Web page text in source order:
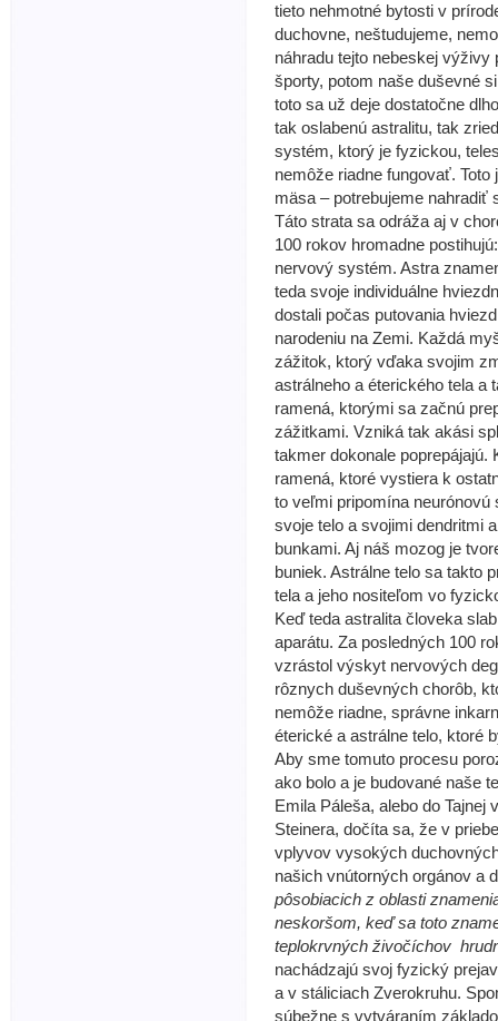
tieto nehmotné bytosti v
duchovne, neštudujeme,
náhradu tejto nebeskej
športy, potom naše duševné
toto sa už deje dostatočne
tak oslabenú astralitu, tak
systém, ktorý je fyzickou,
nemôže riadne fungovať.
mäsa – potrebujeme nahradiť
Táto strata sa odráža aj v
100 rokov hromadne
nervový systém. Astra
teda svoje individuálne
dostali počas putovania
narodeniu na Zemi. Každá
zážitok, ktorý vďaka svojim
astrálneho a éterického tela
ramená, ktorými sa začnú
zážitkami. Vzniká tak akási
takmer dokonale
ramená, ktoré vystiera k
to veľmi pripomína
svoje telo a svojimi dendritmi
bunkami. Aj náš mozog je
buniek. Astrálne telo sa takto
tela a jeho nositeľom vo
Keď teda astralita človeka
aparátu. Za posledných 100
vzrástol výskyt nervových
rôznych duševných chorôb,
nemôže riadne, správne
éterické a astrálne telo, ktoré
Aby sme tomuto procesu
ako bolo a je budované naše
Emila Páleša, alebo do Tajnej
Steinera, dočíta sa, že v
vplyvov vysokých
našich vnútorných orgánov a
pôsobiacich z oblasti
neskoršom, keď sa toto
teplokrvných živočíchov
nachádzajú svoj fyzický
a v stáliciach Zverokruhu.
súbežne s vytváraním